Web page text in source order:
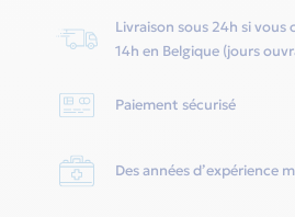
Livraison sous 24h si vous
14h en Belgique (jours
Paiement sécurisé
Des années d’expérience